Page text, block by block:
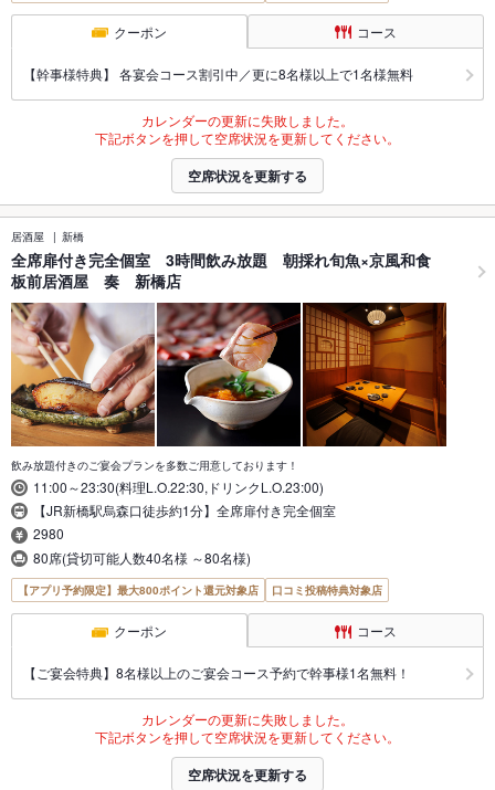
クーポン コース
【幹事様特典】 各宴会コース割引中／更に8名様以上で1名様無料
カレンダーの更新に失敗しました。
下記ボタンを押して空席状況を更新してください。
空席状況を更新する
居酒屋 新橋
全席扉付き完全個室 3時間飲み放題 朝採れ旬魚×京風和食
板前居酒屋 奏 新橋店
飲み放題付きのご宴会プランを多数ご用意しております！
11:00～23:30(料理L.O.22:30,ドリンクL.O.23:00)
【JR新橋駅烏森口徒歩約1分】全席扉付き完全個室
2980
80席(貸切可能人数40名様 ～80名様)
【アプリ予約限定】最大800ポイント還元対象店 口コミ投稿特典対象店
クーポン コース
【ご宴会特典】8名様以上のご宴会コース予約で幹事様1名無料！
カレンダーの更新に失敗しました。
下記ボタンを押して空席状況を更新してください。
空席状況を更新する